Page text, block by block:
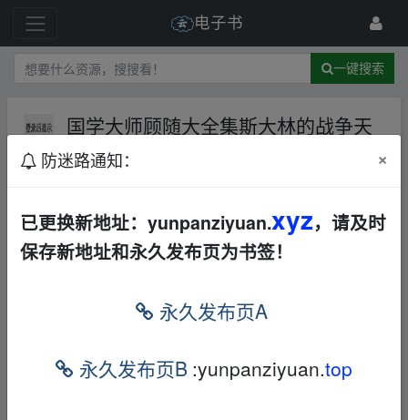
电子书
一键搜索
国学大师顾随大全集斯大林的战争天
才职业者访谈录
历史军事
fr_om w ww.y_un▁pan‥zi﹏yu an.xy▂z
本帖含有隐藏内容，请您
防迷路通知： ×
已更换新地址：yunpanziyuan.xyz，请及时
保存新地址和永久发布页为书签！
永久发布页A
永久发布页B :yunpanziyuan.top